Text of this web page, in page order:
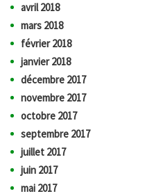
avril 2018
mars 2018
février 2018
janvier 2018
décembre 2017
novembre 2017
octobre 2017
septembre 2017
juillet 2017
juin 2017
mai 2017